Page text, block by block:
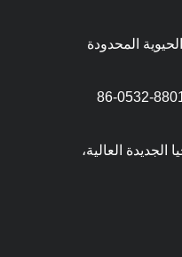
المحدودة
العالية،